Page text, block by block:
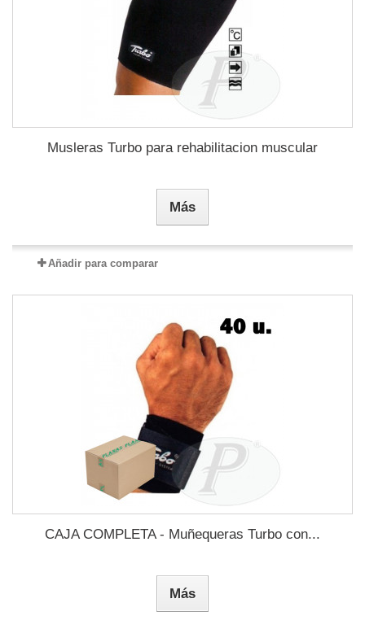
Musleras Turbo para rehabilitacion muscular
Más
Añadir para comparar
CAJA COMPLETA - Muñequeras Turbo con...
Más